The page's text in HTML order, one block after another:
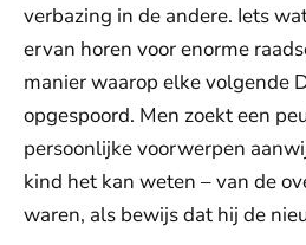
verbazing in de andere. Iets
ervan horen voor enorme
manier waarop elke volgende
opgespoord. Men zoekt een
persoonlijke voorwerpen
kind het kan weten – van de
waren, als bewijs dat hij de